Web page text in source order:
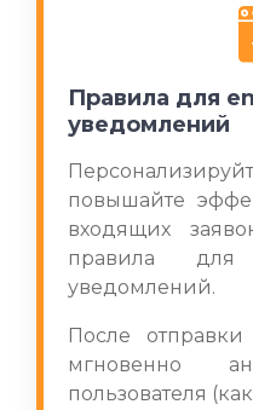
Правила для
уведомлений
повышайте
входящих
правила
уведомлений.
После
мгновенно
пользователя